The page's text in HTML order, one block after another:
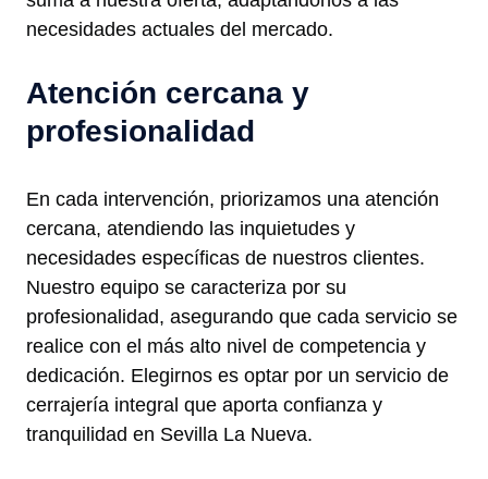
necesidades actuales del mercado.
Atención cercana y
profesionalidad
En cada intervención, priorizamos una atención
cercana, atendiendo las inquietudes y
necesidades específicas de nuestros clientes.
Nuestro equipo se caracteriza por su
profesionalidad, asegurando que cada servicio se
realice con el más alto nivel de competencia y
dedicación. Elegirnos es optar por un servicio de
cerrajería integral que aporta confianza y
tranquilidad en Sevilla La Nueva.